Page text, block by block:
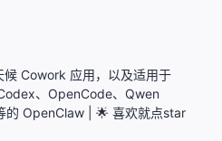
Cowork 应用，以及适用于
、OpenCode、Qwen
的 OpenClaw | 🌟 喜欢就点star